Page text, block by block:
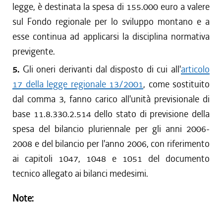
legge, è destinata la spesa di 155.000 euro a valere
sul Fondo regionale per lo sviluppo montano e a
esse continua ad applicarsi la disciplina normativa
previgente.
5. Gli oneri derivanti dal disposto di cui all'articolo
17 della legge regionale 13/2001, come sostituito
dal comma 3, fanno carico all'unità previsionale di
base 11.8.330.2.514 dello stato di previsione della
spesa del bilancio pluriennale per gli anni 2006-
2008 e del bilancio per l'anno 2006, con riferimento
ai capitoli 1047, 1048 e 1051 del documento
tecnico allegato ai bilanci medesimi.
Note: